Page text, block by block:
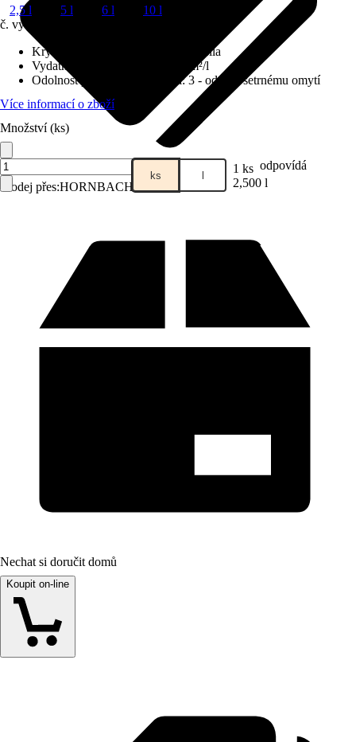
Prodej přes:HORNBACH
2,5 l
5 l 6 l
10 l
č. výrobku
Krycí schopnost
2 - vysoká krycí síla
Vydatnost při jednom nátěru
6 m²/l
Odolnost proti otěru za mokra:3 - odolný šetrnému omytí
Více informací o zboží
Množství (ks)
ks l 1 ks odpovídá
2,500 l
Nechat si doručit domů
Koupit on-line